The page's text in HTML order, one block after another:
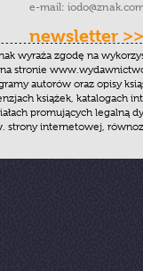
e-mail:
newsletter >>
wyraża zgodę na
stronie
autorów oraz opisy
książek, katalogach
promujących legalną
strony internetowej,